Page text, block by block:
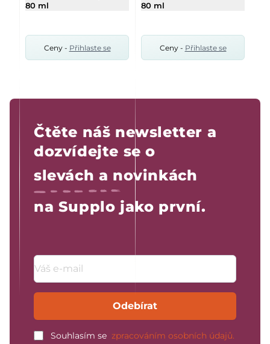
80 ml
Ceny - Přihlaste se
80 ml
Ceny - Přihlaste se
Čtěte náš newsletter a
dozvídejte se o
slevách a novinkách
na Supplo jako první.
Emailová adresa
Odebírat
Souhlasím se zpracováním osobních údajů.